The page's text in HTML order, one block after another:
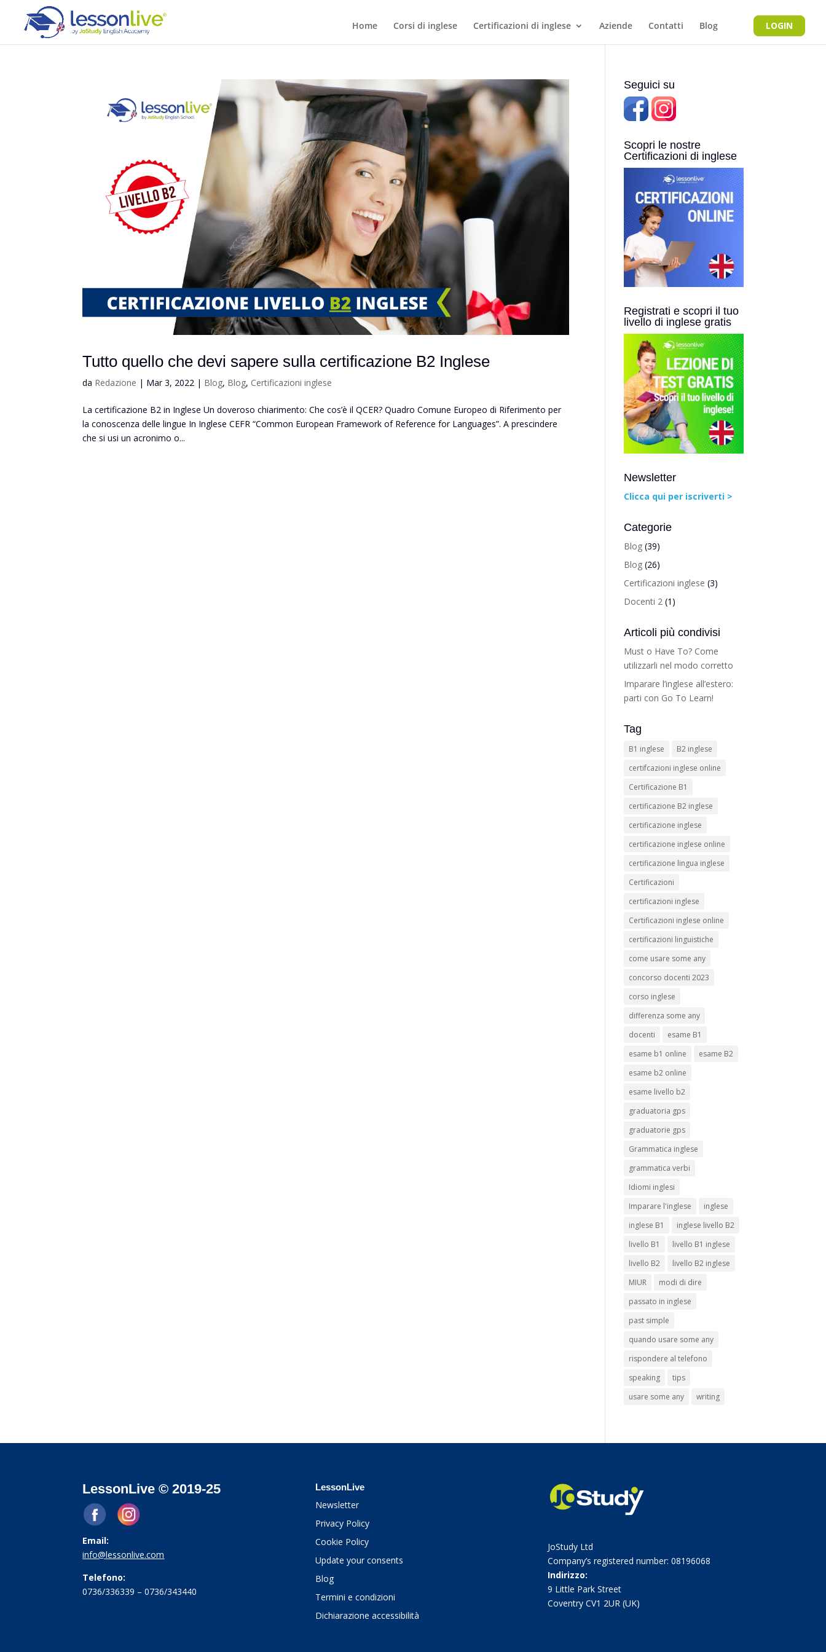
Home Corsi di inglese Certificazioni di inglese Aziende Contatti Blog LOGIN
Tutto quello che devi sapere sulla certificazione B2 Inglese
da Redazione | Mar 3, 2022 | Blog, Blog, Certificazioni inglese
La certificazione B2 in Inglese Un doveroso chiarimento: Che cos’è il QCER? Quadro Comune Europeo di Riferimento per
la conoscenza delle lingue In Inglese CEFR “Common European Framework of Reference for Languages”. A prescindere
che si usi un acronimo o...
Seguici su
Scopri le nostre
Certificazioni di inglese
Registrati e scopri il tuo
livello di inglese gratis
Newsletter
Clicca qui per iscriverti >
Categorie
Blog (39)
Blog (26)
Certificazioni inglese (3)
Docenti 2 (1)
Articoli più condivisi
Must o Have To? Come
utilizzarli nel modo corretto
Imparare l’inglese all’estero:
parti con Go To Learn!
Tag
B1 inglese
B2 inglese
certifcazioni inglese online
Certificazione B1
certificazione B2 inglese
certificazione inglese
certificazione inglese online
certificazione lingua inglese
Certificazioni
certificazioni inglese
Certificazioni inglese online
certificazioni linguistiche
come usare some any
concorso docenti 2023
corso inglese
differenza some any
docenti
esame B1
esame b1 online
esame B2
esame b2 online
esame livello b2
graduatoria gps
graduatorie gps
Grammatica inglese
grammatica verbi
Idiomi inglesi
Imparare l'inglese
inglese
inglese B1
inglese livello B2
livello B1
livello B1 inglese
livello B2
livello B2 inglese
MIUR
modi di dire
passato in inglese
past simple
quando usare some any
rispondere al telefono
speaking
tips
usare some any
writing
LessonLive © 2019-25
Email:
info@lessonlive.com
Telefono:
0736/336339 – 0736/343440
LessonLive
Newsletter
Privacy Policy
Cookie Policy
Update your consents
Blog
Termini e condizioni
Dichiarazione accessibilità
JoStudy Ltd
Company’s registered number: 08196068
Indirizzo:
9 Little Park Street
Coventry CV1 2UR (UK)